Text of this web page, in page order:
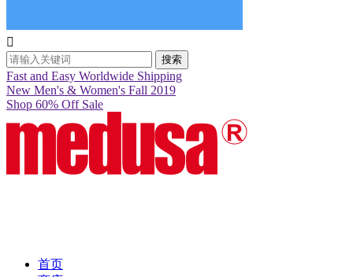

搜索
Fast and Easy Worldwide Shipping
New Men's & Women's Fall 2019
Shop 60% Off Sale
首页